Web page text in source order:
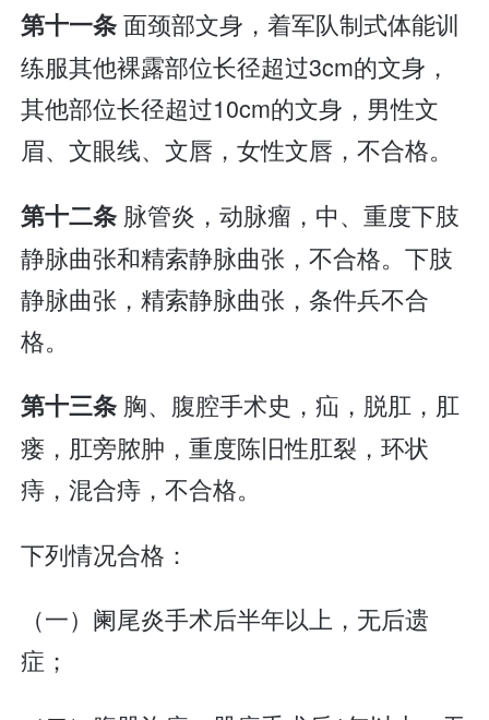
第十一条面颈部文身，着军队制式体能训
练服其他裸露部位长径超过3cm的文身，
其他部位长径超过10cm的文身，男性文
眉、文眼线、文唇，女性文唇，不合格。
第十二条 脉管炎，动脉瘤，中、重度下肢
静脉曲张和精索静脉曲张，不合格。下肢
静脉曲张，精索静脉曲张，条件兵不合
格。
第十三条 胸、腹腔手术史，疝，脱肛，肛
瘘，肛旁脓肿，重度陈旧性肛裂，环状
痔，混合痔，不合格。
下列情况合格：
（一）阑尾炎手术后半年以上，无后遗
症；